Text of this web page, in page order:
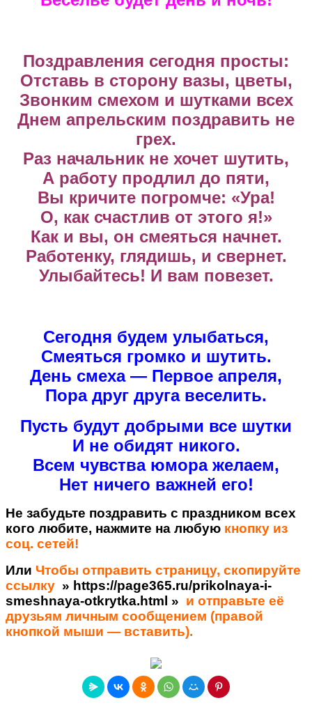
Поздравления сегодня просты:
Отставь в сторону вазы, цветы,
Звонким смехом и шутками всех
Днем апрельским поздравить не
грех.
Раз начальник не хочет шутить,
А работу продлил до пяти,
Вы кричите погромче: «Ура!
О, как счастлив от этого я!»
Как и вы, он смеяться начнет.
Работенку, глядишь, и свернет.
Улыбайтесь! И вам повезет.
Сегодня будем улыбаться,
Смеяться громко и шутить.
День смеха — Первое апреля,
Пора друг друга веселить.
Пусть будут добрыми все шутки
И не обидят никого.
Всем чувства юмора желаем,
Нет ничего важней его!
Не забудьте поздравить с праздником всех
кого любите, нажмите на любую кнопку из
соц. сетей!
Или Чтобы отправить страницу, скопируйте
ссылку » https://page365.ru/prikolnaya-i-
smeshnaya-otkrytka.html » и отправьте её
друзьям личным сообщением (правой
кнопкой мыши — вставить).